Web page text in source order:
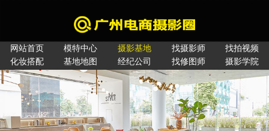
网站首页 模特中心 摄影基地 找摄影师
找拍视频
化妆搭配
基地地图 经纪公司 找修图师 摄影学院